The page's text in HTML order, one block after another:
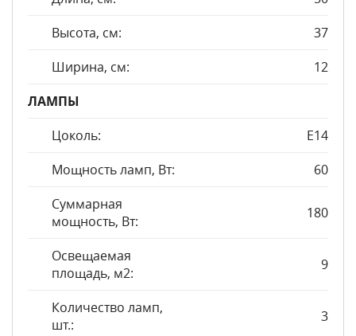
Высота, см:
37
Ширина, см:
12
ЛАМПЫ
Цоколь:
E14
Мощность ламп, Вт:
60
Суммарная
мощность, Вт:
180
Освещаемая
площадь, м2:
9
Количество ламп,
шт.:
3